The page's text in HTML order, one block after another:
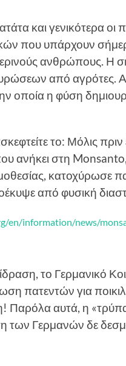
και γενικότερα οι
που υπάρχουν
ανθρώπους. Η
από αγρότες.
οποία η φύση
το: Μόλις
ανήκει στη
κατοχύρωσε
από φυσική
en/information/news/
το Γερμανικό
πατεντών για
Παρόλα αυτά, η
των Γερμανών δε